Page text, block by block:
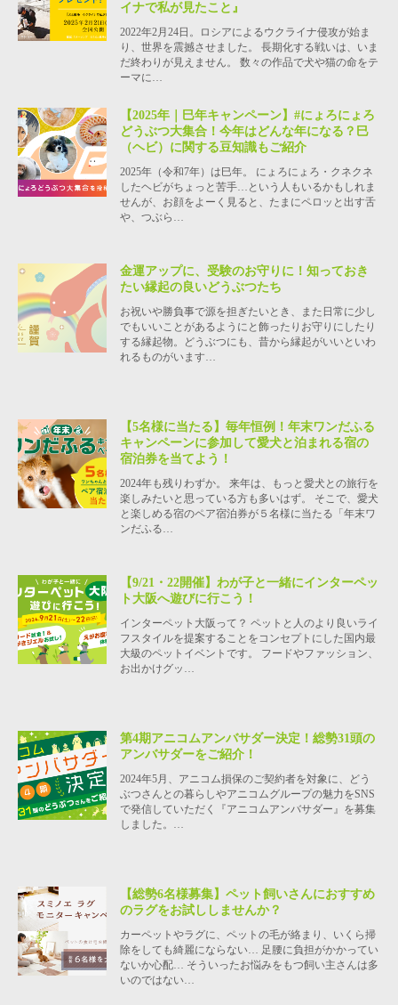
イナで私が見たこと』
2022年2月24日。ロシアによるウクライナ侵攻が始ま
り、世界を震撼させました。 長期化する戦いは、いま
だ終わりが見えません。 数々の作品で犬や猫の命をテ
ーマに…
【2025年｜巳年キャンペーン】#にょろにょろ
どうぶつ大集合！今年はどんな年になる？巳
（ヘビ）に関する豆知識もご紹介
2025年（令和7年）は巳年。 にょろにょろ・クネクネ
したヘビがちょっと苦手…という人もいるかもしれま
せんが、お顔をよーく見ると、たまにペロッと出す舌
や、つぶら…
金運アップに、受験のお守りに！知っておき
たい縁起の良いどうぶつたち
お祝いや勝負事で源を担ぎたいとき、また日常に少し
でもいいことがあるようにと飾ったりお守りにしたり
する縁起物。どうぶつにも、昔から縁起がいいといわ
れるものがいます…
【5名様に当たる】毎年恒例！年末ワンだふる
キャンペーンに参加して愛犬と泊まれる宿の
宿泊券を当てよう！
2024年も残りわずか。 来年は、もっと愛犬との旅行を
楽しみたいと思っている方も多いはず。 そこで、愛犬
と楽しめる宿のペア宿泊券が５名様に当たる「年末ワ
ンだふる…
【9/21・22開催】わが子と一緒にインターペッ
ト大阪へ遊びに行こう！
インターペット大阪って？ ペットと人のより良いライ
フスタイルを提案することをコンセプトにした国内最
大級のペットイベントです。 フードやファッション、
お出かけグッ…
第4期アニコムアンバサダー決定！総勢31頭の
アンバサダーをご紹介！
2024年5月、アニコム損保のご契約者を対象に、どう
ぶつさんとの暮らしやアニコムグループの魅力をSNS
で発信していただく『アニコムアンバサダー』を募集
しました。…
【総勢6名様募集】ペット飼いさんにおすすめ
のラグをお試ししませんか？
カーペットやラグに、ペットの毛が絡まり、いくら掃
除をしても綺麗にならない… 足腰に負担がかかってい
ないか心配… そういったお悩みをもつ飼い主さんは多
いのではない…